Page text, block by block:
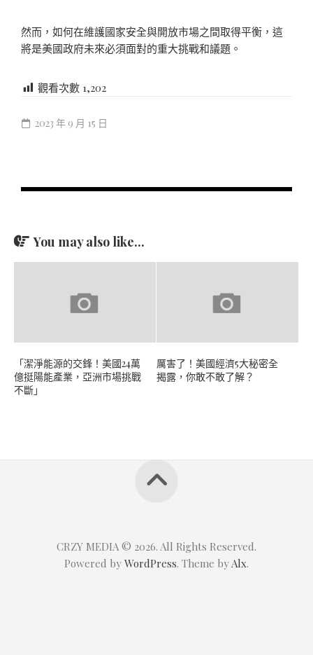
然而，如何在維護國家安全與開放市場之間取得平衡，這
將是美國政府未來必須面對的重大挑戰和議題。
觀看次數 1,202
2023 年 9 月 15 日
You may also like...
「潔淨能源的交鋒！美國24萬
億挺陽能產業，亞洲市場挑戰
不斷」
厲害了！美國經濟5大秘密全
揭露，你敢不敢了解？
CRZY MEDIA © 2026. All Rights Reserved.
Powered by WordPress. Theme by Alx.